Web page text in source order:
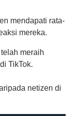
mendapati rata-
mereka.
meraih
TikTok.
netizen di